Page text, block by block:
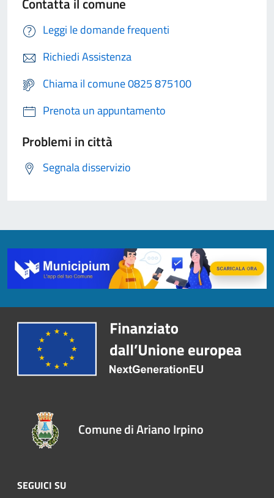
Leggi le domande frequenti
Richiedi Assistenza
Chiama il comune 0825 875100
Prenota un appuntamento
Problemi in città
Segnala disservizio
Comune di Ariano Irpino
SEGUICI SU